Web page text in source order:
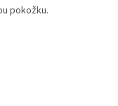
pokožku.